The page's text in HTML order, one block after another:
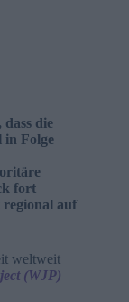
dass die
in Folge
fort
regional auf
weltweit
(WJP)